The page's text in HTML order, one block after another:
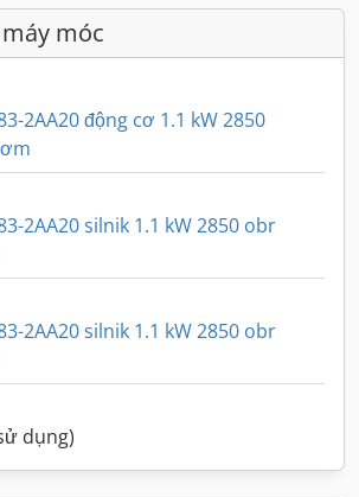
móc
2AA20 động cơ 1.1 kW 2850
2AA20 silnik 1.1 kW 2850 obr
2AA20 silnik 1.1 kW 2850 obr
dụng)